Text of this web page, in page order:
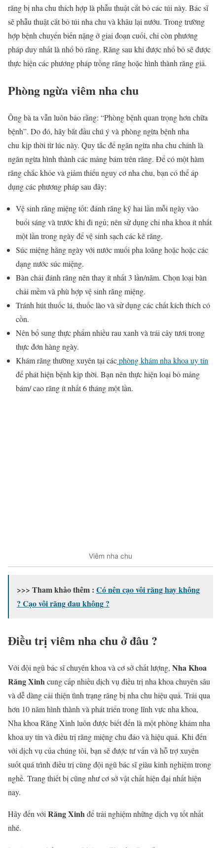
răng bị nha chu thích hợp là phẫu thuật cắt bỏ các túi này. Bác sĩ
sẽ phẫu thuật cắt bỏ túi nha chu và khâu lại nướu. Trong trường
hợp bệnh chuyển biến nặng ở giai đoạn cuối, chỉ còn phương
pháp duy nhất là nhổ bỏ răng. Răng sau khi được nhổ bỏ sẽ được
thực hiện các phương pháp trồng răng hoặc hình thành răng giả.
Phòng ngừa viêm nha chu
Ông bà ta vẫn luôn bảo rằng: “Phòng bệnh quan trọng hơn chữa
bệnh”. Do đó, hãy bắt đầu chú ý và phòng ngừa bệnh nha
chu kịp thời từ lúc này. Quy tắc để ngăn ngừa nha chu chính là
ngăn ngừa hình thành các mảng bám trên răng. Để có một hàm
răng chắc khỏe và giảm thiểu nguy cơ nha chu, bạn có thể áp
dụng các phương pháp sau đây:
Vệ sinh răng miệng tốt: đánh răng kỹ hai lần mỗi ngày vào
buổi sáng và trước khi đi ngủ; nên sử dụng chỉ nha khoa ít nhất
một lần trong ngày để vệ sinh sạch các kẽ răng.
Súc miệng hằng ngày với nước muối pha loãng hoặc hoặc các
dạng nước súc miệng.
Bàn chải đánh răng nên thay ít nhất 3 lần/năm. Chọn loại bàn
chải mềm và phù hợp vệ sinh răng miệng.
Tránh hút thuốc lá, thuốc lào và sử dụng các chất kích thích có
cồn.
Nên bổ sung thực phẩm nhiều rau xanh và trái cây tươi trong
thực đơn hàng ngày.
Khám răng thường xuyên tại cácphòng khám nha khoa uy tín
để phát hiện bệnh kịp thời. Bạn nên thực hiện loại bỏ mảng
bám/ cao răng ít nhất 6 tháng một lần.
Viêm nha chu
>>> Tham khảo thêm : Có nên cạo vôi răng hay không
? Cạo vôi răng đau không ?
Điều trị viêm nha chu ở đâu ?
Với đội ngũ bác sĩ chuyên khoa và cơ sở chất lượng, Nha Khoa
Răng Xinhcung cấp nhiều dịch vụ điều trị nha khoa chuyên sâu
và dễ dàng cải thiện tình trạng răng bị nha chu hiệu quả. Trải qua
hơn 10 năm hình thành và phát triển trong lĩnh vực nha khoa,
Nha khoa Răng Xinh luôn được biết đến là một phòng khám nha
khoa uy tín và điều trị răng miệng chu đáo và hiệu quả. Khi đến
với dịch vụ của chúng tôi, bạn sẽ được tư vấn và hỗ trợ xuyên
suốt quá trình điều trị cùng đội ngũ bác sĩ giàu kinh nghiệm trong
nghề. Trang thiết bị cũng như cơ sở vật chất hiện đại nhất hiện
nay.
Hãy đến với Răng Xinhđể trải nghiệm những dịch vụ tốt nhất
nhé.